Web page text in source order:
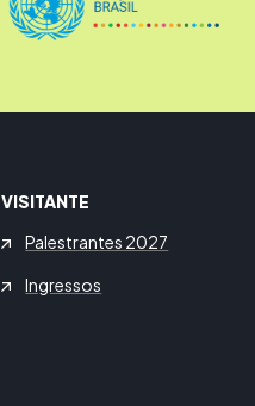
VISITANTE
Palestrantes 2027
Ingressos